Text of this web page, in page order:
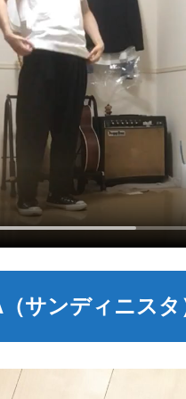
サンディニスタ